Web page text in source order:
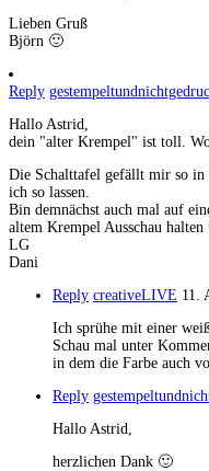
Lieben Gruß
Björn 🙂
Reply
Hallo Astrid,
dein "alter Krempel" ist toll.
Die Schalttafel gefällt mir so
ich so lassen.
Bin demnächst auch mal auf
altem Krempel Ausschau halten
LG
Dani
Reply creativeLIVE 11.
Ich sprühe mit einer
Schau mal unter
in dem die Farbe auch
Reply
Hallo Astrid,
herzlichen Dank 🙂